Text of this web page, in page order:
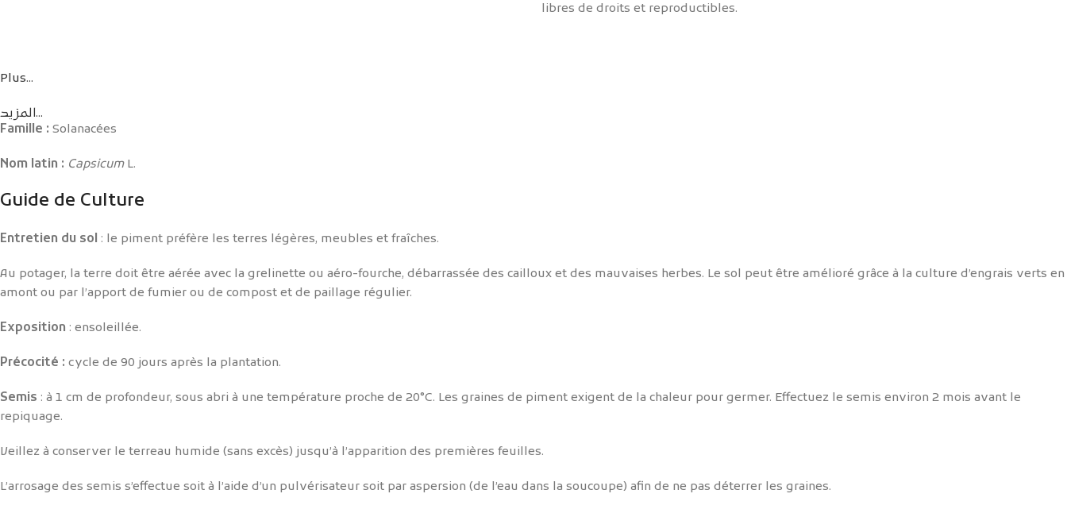
libres de droits et reproductibles.
Plus...
المزيد...
Famille : Solanacées
Nom latin : Capsicum L.
Guide de Culture
Entretien du sol : le piment préfère les terres légères, meubles et fraîches.
Au potager, la terre doit être aérée avec la grelinette ou aéro-fourche, débarrassée des cailloux et des mauvaises herbes. Le sol peut être amélioré grâce à la culture d’engrais verts en
amont ou par l’apport de fumier ou de compost et de paillage régulier.
Exposition : ensoleillée.
Précocité : cycle de 90 jours après la plantation.
Semis : à 1 cm de profondeur, sous abri à une température proche de 20°C. Les graines de piment exigent de la chaleur pour germer. Effectuez le semis environ 2 mois avant le
repiquage.
Veillez à conserver le terreau humide (sans excès) jusqu’à l’apparition des premières feuilles.
L’arrosage des semis s’effectue soit à l’aide d’un pulvérisateur soit par aspersion (de l’eau dans la soucoupe) afin de ne pas déterrer les graines.